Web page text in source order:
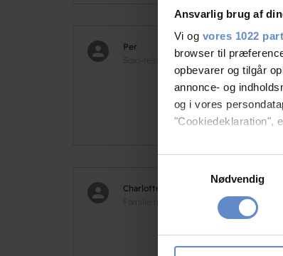
Ansvarlig brug af
Vi og vores 1022
browser til
opbevarer og tilgår
annonce- og
og i vores
"Cookiedeklaration",
Hvis du tillader det,
Indsamle
Dine valg anvendes
Vi bruger cookies til
Nødvendig
Per
Solo-rejsende, DK
Charlotte
Familie med børn, DK